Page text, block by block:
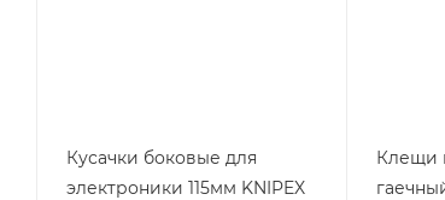
Кусачки боковые для
электроники 115мм KNIPEX
Клещи